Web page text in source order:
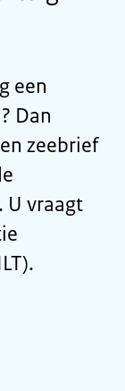
een
Dan
zeebrief
U vraagt